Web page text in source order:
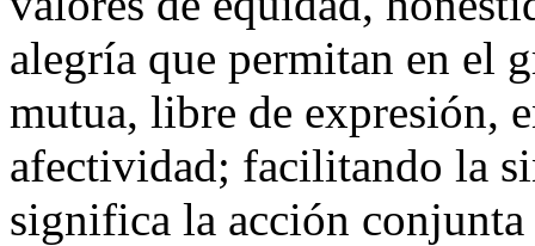
alegría que permitan en el
mutua, libre de expresión,
afectividad; facilitando la
significa la acción conjunta